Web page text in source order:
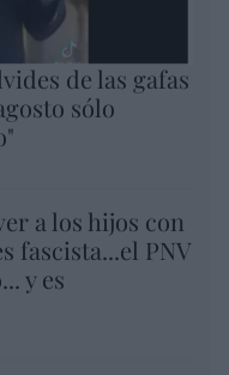
de las gafas
sólo
a los hijos con
fascista...el PNV
y es